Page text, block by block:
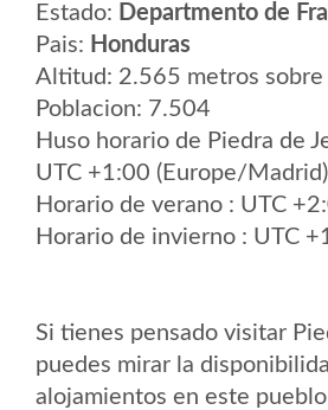
Estado: Departmento de
Pais: Honduras
Altitud: 2.565 metros sobre
Poblacion: 7.504
Huso horario de Piedra de
UTC +1:00 (Europe/Madrid)
Horario de verano : UTC
Horario de invierno : UTC
Si tienes pensado visitar
puedes mirar la
alojamientos en este